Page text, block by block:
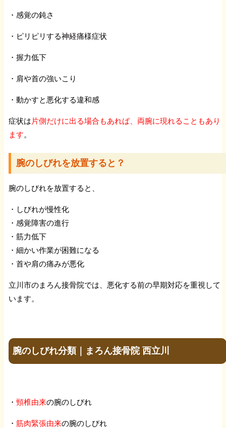
・感覚の鈍さ
・ピリピリする神経痛様症状
・握力低下
・肩や首の強いこり
・動かすと悪化する違和感
症状は 片側だけに出る場合もあれば、両腕に現れることもあり
ます。
腕のしびれを放置すると？
腕のしびれを放置すると、
・しびれが慢性化
・感覚障害の進行
・筋力低下
・細かい作業が困難になる
・首や肩の痛みが悪化
立川市のまろん接骨院では、悪化する前の早期対応を重視して
います。
腕のしびれ分類｜まろん接骨院 西立川
・ 頸椎由来の腕のしびれ
・ 筋肉緊張由来の腕のしびれ